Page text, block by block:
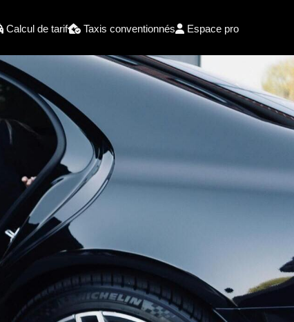
Calcul de tarif Taxis conventionnés Espace pro